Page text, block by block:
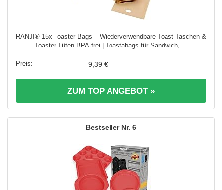
RANJI® 15x Toaster Bags – Wiederverwendbare Toast Taschen &
Toaster Tüten BPA-frei | Toastabags für Sandwich, ...
9,39 €
ZUM TOP ANGEBOT »
6